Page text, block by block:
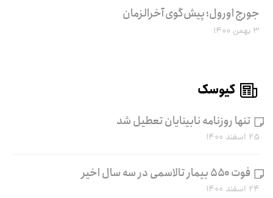
جورج اورول؛ پیش‌گوی آخرالزمان
۳ بهمن ۱۴۰۰
کیوسک
تنها روزنامه نابینایان تعطیل شد
۲۵ اسفند ۱۴۰۰
فوت ۵۵۰ بیمار تالاسمی در سه سال اخیر
۲۴ اسفند ۱۴۰۰